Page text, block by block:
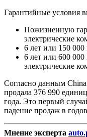
Гарантийные условия
Пожизненную
электрические
6 лет или 150 000
6 лет или 600
электрические
Согласно данным
продала 376 990
года. Это первый
падение продаж в
Мнение эксперта